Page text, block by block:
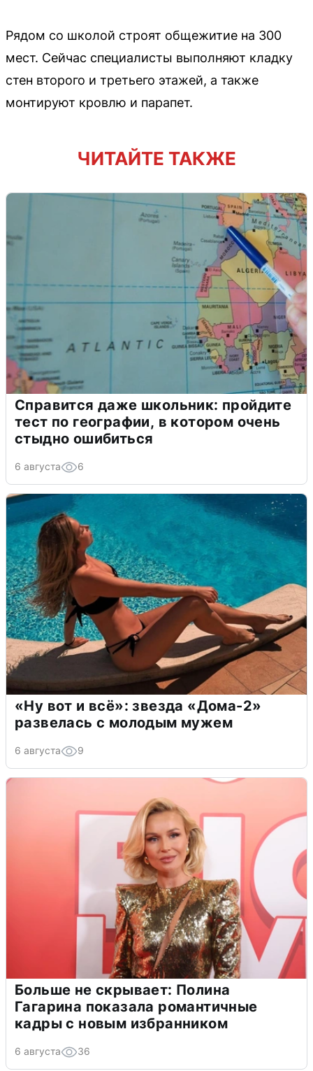
Рядом со школой строят общежитие на 300
мест. Сейчас специалисты выполняют кладку
стен второго и третьего этажей, а также
монтируют кровлю и парапет.
ЧИТАЙТЕ ТАКЖЕ
Справится даже школьник: пройдите
тест по географии, в котором очень
стыдно ошибиться
6 августа 6
«Ну вот и всё»: звезда «Дома-2»
развелась с молодым мужем
6 августа 9
Больше не скрывает: Полина
Гагарина показала романтичные
кадры с новым избранником
6 августа 36